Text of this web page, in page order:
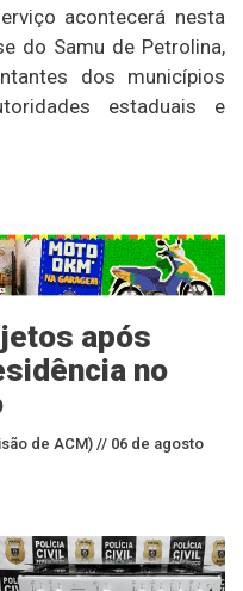
acontecerá nesta
do Samu de Petrolina,
dos municípios
estaduais e
após
no
de ACM) // 06 de agosto